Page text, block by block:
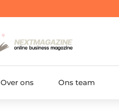
Over ons Ons team